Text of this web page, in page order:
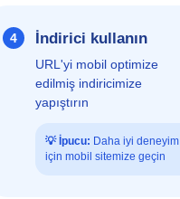
4 İndirici kullanın
URL'yi mobil optimize
edilmiş indiricimize
yapıştırın
💡 İpucu: Daha iyi deneyim
için mobil sitemize geçin